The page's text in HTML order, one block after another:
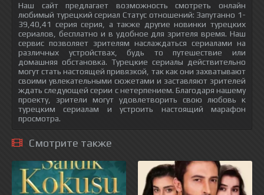
Наш сайт предлагает возможность смотреть онлайн
любимый турецкий сериал Статус отношений: Запутанно 1-
39,40,41 серия серия, а также другие новинки турецких
сериалов, бесплатно и в удобное для зрителя время. Наш
сервис позволяет зрителям наслаждаться сериалами на
различных устройствах, будь то путешествие или
домашняя обстановка. Турецкие сериалы действительно
могут стать настоящей привязкой, так как они захватывают
своими увлекательными сюжетами и заставляют зрителей
ждать следующей серии с нетерпением. Благодаря нашему
проекту, зрители могут удовлетворить свою любовь к
турецким сериалам и устроить настоящий марафон
просмотра.
Смотрите также